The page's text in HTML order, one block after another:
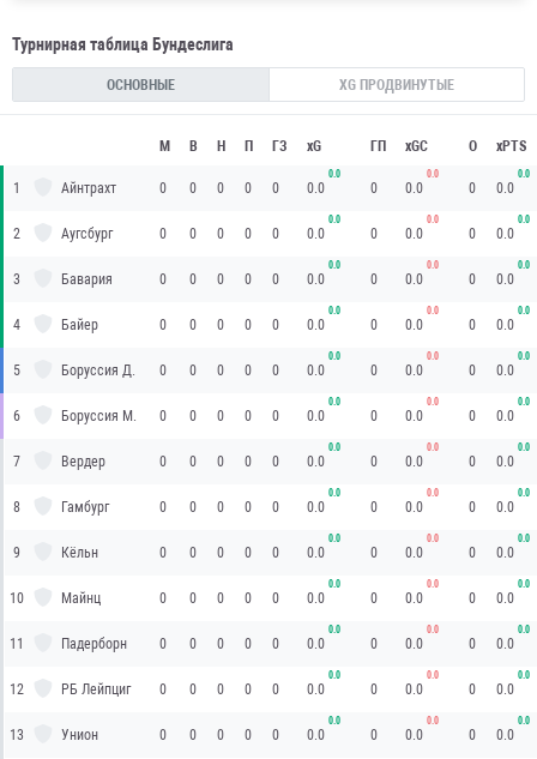
Турнирная таблица Бундеслига
ОСНОВНЫЕ XG ПРОДВИНУТЫЕ
М В Н П ГЗ xG ГП xGС О xPTS
1 Айнтрахт 0 0 0 0 0 0.0
0.0
0 0.0
0.0
0 0.0
0.0
2 Аугсбург 0 0 0 0 0 0.0
0.0
0 0.0
0.0
0 0.0
0.0
3 Бавария 0 0 0 0 0 0.0
0.0
0 0.0
0.0
0 0.0
0.0
4 Байер 0 0 0 0 0 0.0
0.0
0 0.0
0.0
0 0.0
0.0
5 Боруссия Д. 0 0 0 0 0 0.0
0.0
0 0.0
0.0
0 0.0
0.0
6 Боруссия М. 0 0 0 0 0 0.0
0.0
0 0.0
0.0
0 0.0
0.0
7 Вердер 0 0 0 0 0 0.0
0.0
0 0.0
0.0
0 0.0
0.0
8 Гамбург 0 0 0 0 0 0.0
0.0
0 0.0
0.0
0 0.0
0.0
9 Кёльн 0 0 0 0 0 0.0
0.0
0 0.0
0.0
0 0.0
0.0
10 Майнц 0 0 0 0 0 0.0
0.0
0 0.0
0.0
0 0.0
0.0
11 Падерборн 0 0 0 0 0 0.0
0.0
0 0.0
0.0
0 0.0
0.0
12 РБ Лейпциг 0 0 0 0 0 0.0
0.0
0 0.0
0.0
0 0.0
0.0
13 Унион 0 0 0 0 0 0.0
0.0
0 0.0
0.0
0 0.0
0.0